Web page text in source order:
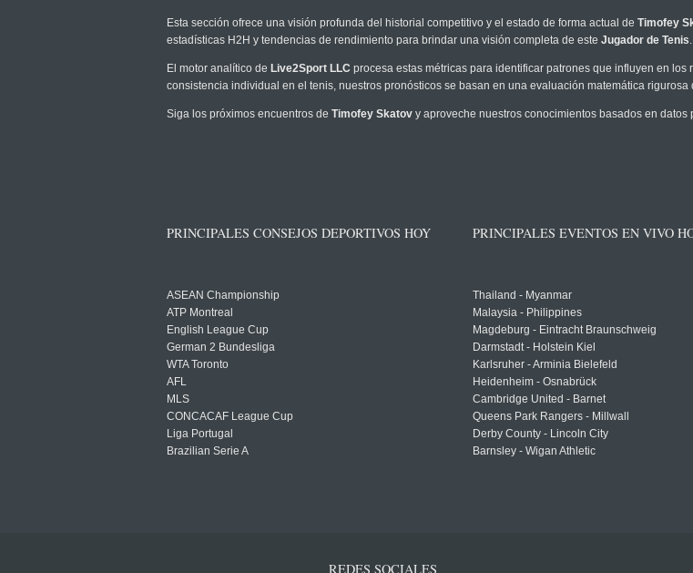
Esta sección ofrece una visión profunda del historial competitivo y el estado de forma actual de Timofey
estadísticas H2H y tendencias de rendimiento para brindar una visión completa de este Jugador de Tenis.
El motor analítico de Live2Sport LLC procesa estas métricas para identificar patrones que influyen en
consistencia individual en el tenis, nuestros pronósticos se basan en una evaluación matemática
Siga los próximos encuentros de Timofey Skatov y aproveche nuestros conocimientos basados en
PRINCIPALES CONSEJOS DEPORTIVOS HOY
ASEAN Championship
ATP Montreal
English League Cup
German 2 Bundesliga
WTA Toronto
AFL
MLS
CONCACAF League Cup
Liga Portugal
Brazilian Serie A
PRINCIPALES EVENTOS EN VIVO
Thailand - Myanmar
Malaysia - Philippines
Magdeburg - Eintracht Braunschweig
Darmstadt - Holstein Kiel
Karlsruher - Arminia Bielefeld
Heidenheim - Osnabrück
Cambridge United - Barnet
Queens Park Rangers - Millwall
Derby County - Lincoln City
Barnsley - Wigan Athletic
REDES SOCIALES